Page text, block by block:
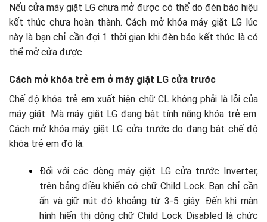
Nếu cửa máy giặt LG chưa mở được có thể do đèn báo hiệu
kết thúc chưa hoàn thành. Cách mở khóa máy giặt LGlúc
này là bạn chỉ cần đợi 1 thời gian khi đèn báo kết thúc là có
thể mở cửa được.
Cách mở khóa trẻ em ở máy giặt LG cửa trước
Chế độ khóa trẻ em xuất hiện chữ CL không phải là lỗi của
máy giặt. Mà máy giặt LG đang bật tính năng khóa trẻ em.
Cách mở khóa máy giặt LG cửa trước do đang bật chế độ
khóa trẻ em đó là:
Đối với các dòng máy giặt LG cửa trước Inverter,
trên bảng điều khiển có chữ Child Lock. Bạn chỉ cần
ấn và giữ nút đó khoảng từ 3-5 giây. Đến khi màn
hình hiển thị dòng chữ Child Lock Disabled là chức